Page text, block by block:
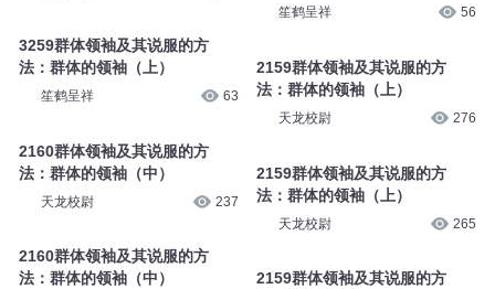
3259群体领袖及其说服的方
法：群体的领袖（上）
笙鹤呈祥 63
2160群体领袖及其说服的方
法：群体的领袖（中）
天龙校尉 237
2160群体领袖及其说服的方
法：群体的领袖（中）
笙鹤呈祥 56
2159群体领袖及其说服的方
法：群体的领袖（上）
天龙校尉 276
2159群体领袖及其说服的方
法：群体的领袖（上）
天龙校尉 265
2159群体领袖及其说服的方